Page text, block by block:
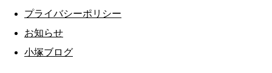
プライバシーポリシー
お知らせ
小塚ブログ